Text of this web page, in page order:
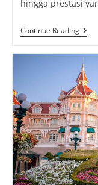
hingga prestasi
Continue Reading
Dunia
Yang
Dan